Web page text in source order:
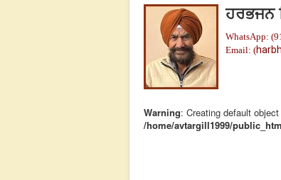
ਹਰਭਜਨ
WhatsApp:
Email: (
Warning: Creating default
/home/avtargill1999/